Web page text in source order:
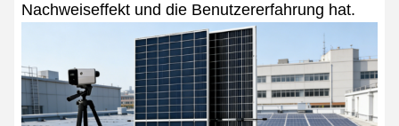
Nachweiseffekt und die Benutzererfahrung hat.